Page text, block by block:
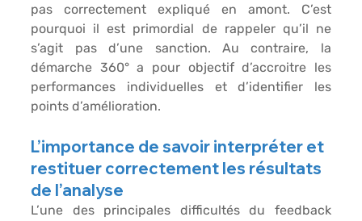
pas correctement expliqué en amont. C’est
pourquoi il est primordial de rappeler qu’il ne
s’agit pas d’une sanction. Au contraire, la
démarche 360° a pour objectif d’accroitre les
performances individuelles et d’identifier les
points d’amélioration.
L’importance de savoir interpréter et
restituer correctement les résultats
de l’analyse
L’une des principales difficultés du feedback